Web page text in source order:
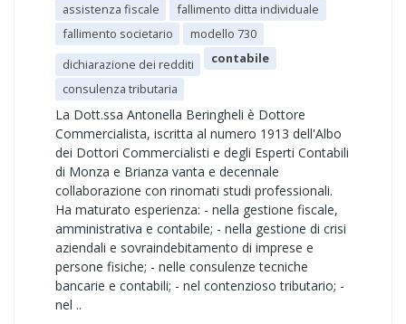
assistenza fiscale
fallimento ditta individuale
fallimento societario
modello 730
dichiarazione dei redditi
contabile
consulenza tributaria
La Dott.ssa Antonella Beringheli è Dottore
Commercialista, iscritta al numero 1913 dell'Albo
dei Dottori Commercialisti e degli Esperti Contabili
di Monza e Brianza vanta e decennale
collaborazione con rinomati studi professionali.
Ha maturato esperienza: - nella gestione fiscale,
amministrativa e contabile; - nella gestione di crisi
aziendali e sovraindebitamento di imprese e
persone fisiche; - nelle consulenze tecniche
bancarie e contabili; - nel contenzioso tributario; -
nel ..